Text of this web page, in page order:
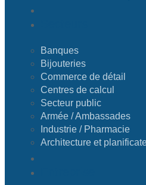
Banques
Bijouteries
Commerce de détail
Centres de calcul
Secteur public
Armée / Ambassades
Industrie / Pharmacie
Architecture et